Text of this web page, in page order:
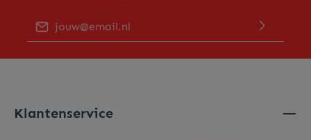
Klantenservice